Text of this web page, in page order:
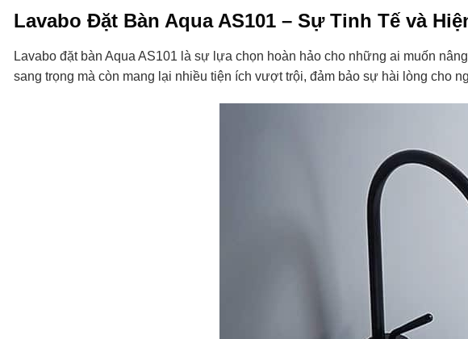
Lavabo Đặt Bàn Aqua AS101 – Sự Tinh Tế và
Lavabo đặt bàn Aqua AS101 là sự lựa chọn hoàn hảo cho những ai muốn
sang trọng mà còn mang lại nhiều tiện ích vượt trội, đảm bảo sự hài lòng cho